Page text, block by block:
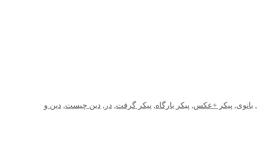
, بانوی, پیکر +عکس, پیکر بارگاه, پیکر گرفت, در , دین چیست, دین و